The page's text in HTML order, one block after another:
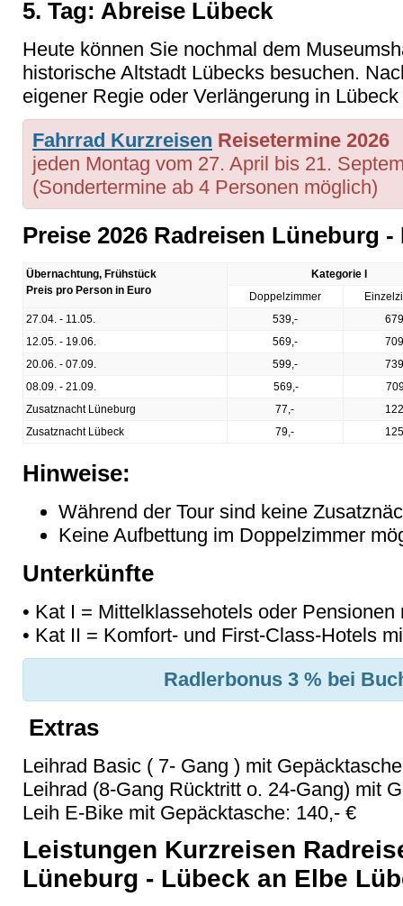
5. Tag: Abreise Lübeck
Heute können Sie nochmal dem
historische Altstadt Lübecks besuchen.
eigener Regie oder Verlängerung in Lübeck
Fahrrad Kurzreisen Reisetermine 2026
jeden Montag vom 27. April bis 21.
(Sondertermine ab 4 Personen möglich)
Preise 2026 Radreisen Lüneburg -
Übernachtung, Frühstück
Preis pro Person in Euro
Kategorie I
Doppelzimmer
27.04. - 11.05.
539,-
12.05. - 19.06.
569,-
20.06. - 07.09.
599,-
08.09. - 21.09.
569,-
Zusatznacht Lüneburg
77,-
Zusatznacht Lübeck
79,-
Hinweise:
Während der Tour sind keine
Keine Aufbettung im Doppelzimmer
Unterkünfte
• Kat I = Mittelklassehotels oder
• Kat II = Komfort- und First-Class-Hotels
Radlerbonus 3 % bei
Extras
Leihrad Basic ( 7- Gang ) mit
Leihrad (8-Gang Rücktritt o. 24-Gang) mit
Leih E-Bike mit Gepäcktasche: 140,- €
Leistungen Kurzreisen
Lüneburg - Lübeck an Elbe